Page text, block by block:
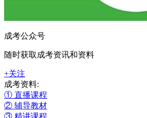
成考公众号
随时获取成考资讯和资料
+关注
成考资料:
① 直播课程
② 辅导教材